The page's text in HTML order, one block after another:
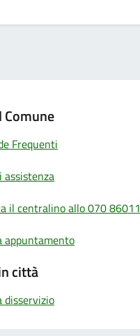
Frequenti
assistenza
il centralino allo 070 86011
appuntamento
città
disservizio